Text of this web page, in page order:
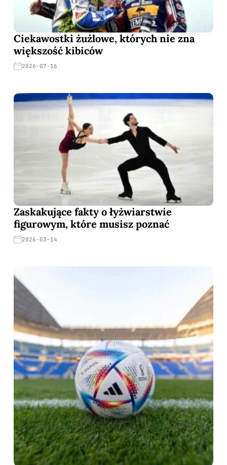
Ciekawostki żużlowe, których nie zna
większość kibiców
2026-07-16
Zaskakujące fakty o łyżwiarstwie
figurowym, które musisz poznać
2026-03-14